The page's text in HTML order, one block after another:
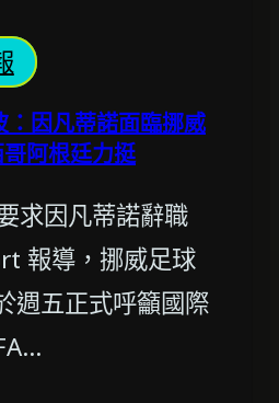
：因凡蒂諾面臨挪威
阿根廷力挺
求因凡蒂諾辭職
報導，挪威足球
週五正式呼籲國際